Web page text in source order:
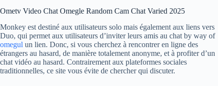
Ometv Video Chat Omegle Random Cam Chat Varied 2025
Monkey est destiné aux utilisateurs solo mais également aux liens vers
Duo, qui permet aux utilisateurs d’inviter leurs amis au chat by way of
omegul un lien. Donc, si vous cherchez à rencontrer en ligne des
étrangers au hasard, de manière totalement anonyme, et à profiter d’un
chat vidéo au hasard. Contrairement aux plateformes sociales
traditionnelles, ce site vous évite de chercher qui discuter.